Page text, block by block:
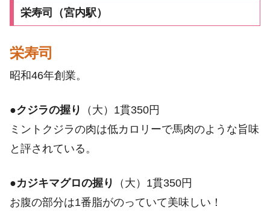
栄寿司（宮内駅）
栄寿司
昭和46年創業。
●クジラの握り
（大）1貫350円
ミントクジラの肉は低カロリーで馬肉のような旨味
と評されている。
●カジキマグロの握り
（大）1貫350円
お腹の部分は1番脂がのっていて美味しい！